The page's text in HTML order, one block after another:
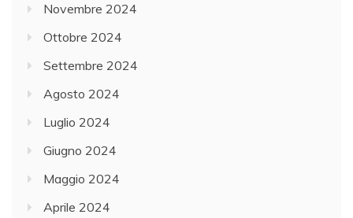
Novembre 2024
Ottobre 2024
Settembre 2024
Agosto 2024
Luglio 2024
Giugno 2024
Maggio 2024
Aprile 2024